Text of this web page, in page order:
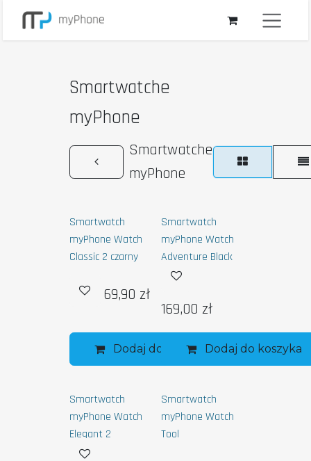
Smartwatche
myPhone
Smartwatche
myPhone
Smartwatch
myPhone Watch
Classic 2 czarny
69,90 zł
Dodaj do koszyka
Smartwatch
myPhone Watch
Adventure Black
169,00 zł
Dodaj do koszyka
Smartwatch
myPhone Watch
Elegant 2
Smartwatch
myPhone Watch
Tool